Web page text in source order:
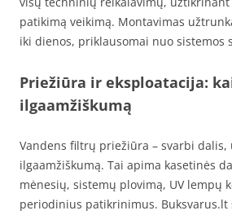
patikimą veikimą. Montavimas
iki dienos, priklausomai nuo sistemos
Priežiūra ir eksploatacija:
ilgaamžiškumą
Vandens filtrų priežiūra – svarbi
ilgaamžiškumą. Tai apima kasetinės
mėnesių, sistemų plovimą, UV lempų
periodinius patikrinimus. Buksvarus.lt